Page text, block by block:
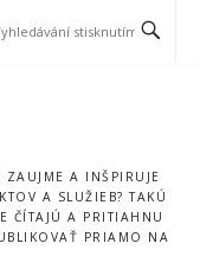
ZAUJME A INŠPIRUJE
A SLUŽIEB? TAKÚ
ČÍTAJÚ A PRITIAHNU
PRIAMO NA